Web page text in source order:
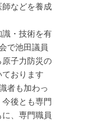
師などを養成
・技術を有
で池田議員
子力防災の
おります
者も加わっ
後とも専門
、専門職員